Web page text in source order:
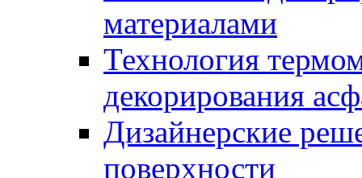
материалами
Технология
декорирования
Дизайнерские
поверхности